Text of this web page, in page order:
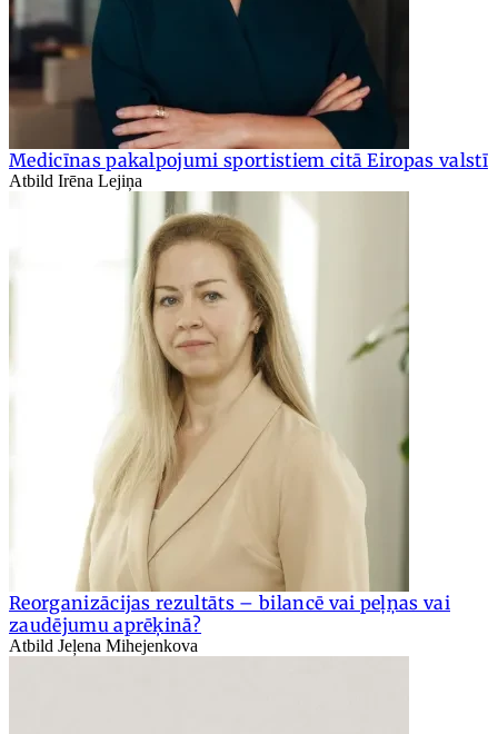
Medicīnas pakalpojumi sportistiem citā Eiropas valstī
Atbild Irēna Lejiņa
Reorganizācijas rezultāts – bilancē vai peļņas vai
zaudējumu aprēķinā?
Atbild Jeļena Mihejenkova